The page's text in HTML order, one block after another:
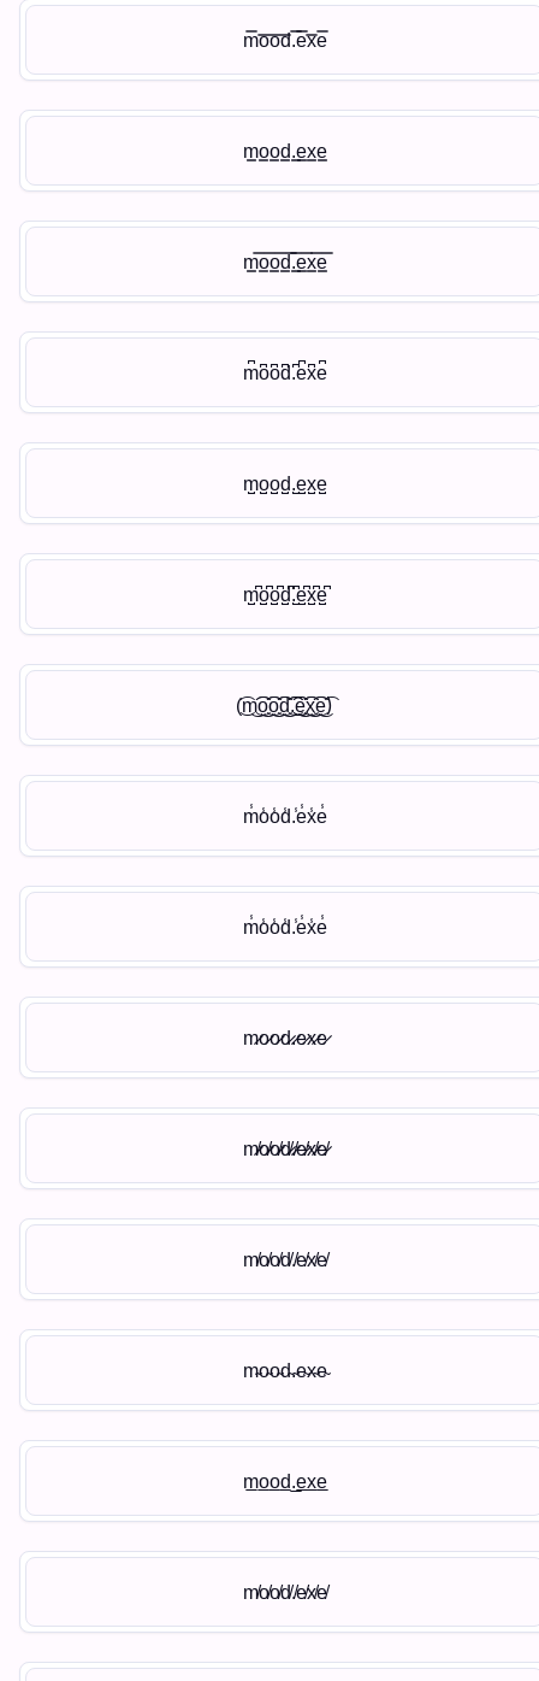
m̿o̿o̿d̿.̿e̿x̿e̿
m͇o͇o͇d͇.͇e͇x͇e͇
m͇̿o͇̿o͇̿d͇̿.͇̿e͇̿x͇̿e͇̿
m͆o͆o͆d͆.͆e͆x͆e͆
m̺o̺o̺d̺.̺e̺x̺e̺
m̺͆o̺͆o̺͆d̺͆.̺͆e̺͆x̺͆e̺͆
(͜͡m͜͜͡͡o͜͜͡͡o͜͜͡͡d͜͜͡͡.͜͜͡͡e͜͜͡͡x͜͜͡͡e͜͡)
m̾o̾o̾d̾.̾e̾x̾e̾
m̾o̾o̾d̾.̾e̾x̾e̾
m̷o̷o̷d̷.̷e̷x̷e̷
m̷̸o̷̸o̷̸d̷̸.̷̸e̷̸x̷̸e̷̸
m̸o̸o̸d̸.̸e̸x̸e̸
m̴o̴o̴d̴.̴e̴x̴e̴
m̲o̲o̲d̲.̲e̲x̲e̲
m̸o̸o̸d̸.̸e̸x̸e̸